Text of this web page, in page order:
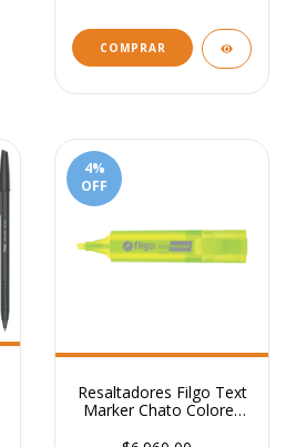
4%
OFF
Resaltadores Filgo Text
Marker Chato Colores